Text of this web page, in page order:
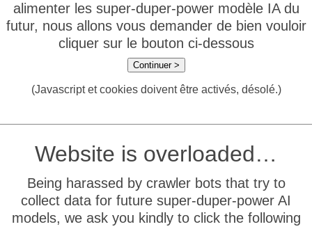
alimenter les super-duper-power modèle IA du
futur, nous allons vous demander de bien vouloir
cliquer sur le bouton ci-dessous
Continuer >
(Javascript et cookies doivent être activés, désolé.)
Website is overloaded…
Being harassed by crawler bots that try to
collect data for future super-duper-power AI
models, we ask you kindly to click the following